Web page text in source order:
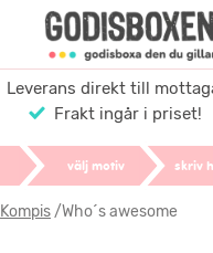
Leverans direkt till
Frakt ingår i priset!
välj motiv skriv
Kompis/Who´s awesome